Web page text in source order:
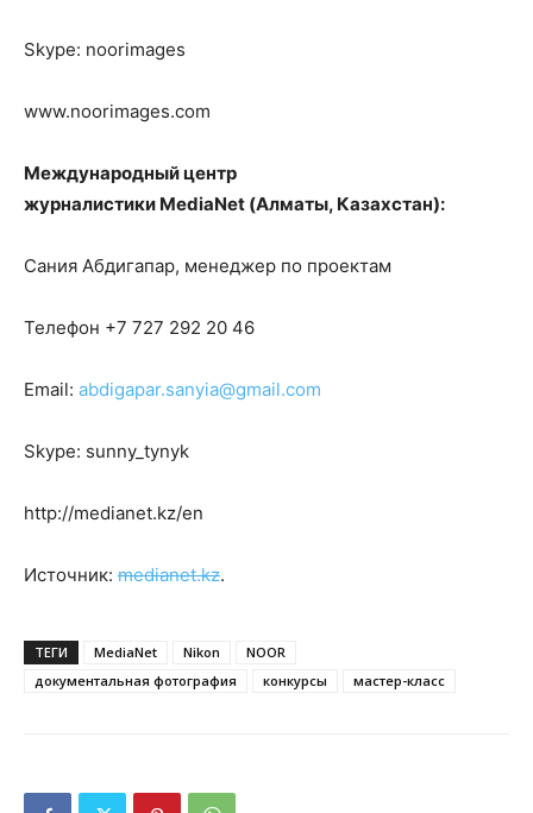
Skype: noorimages
www.noorimages.com
Международный центр
журналистики MediaNet (Алматы, Казахстан):
Сания Абдигапар, менеджер по проектам
Телефон +7 727 292 20 46
Email: abdigapar.sanyia@gmail.com
Skype: sunny_tynyk
http://medianet.kz/en
Источник: medianet.kz.
ТЕГИ MediaNet Nikon
NOOR
документальная фотография
конкурсы мастер-класс